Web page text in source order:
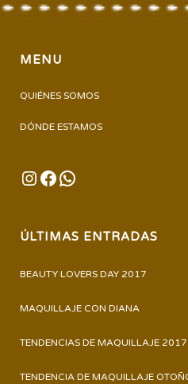
MENU
QUIÉNES SOMOS
DÓNDE ESTAMOS
INSTAGRAM
FACEBOOK
WHATSAPP
ÚLTIMAS ENTRADAS
BEAUTY LOVERS DAY 2017
MAQUILLAJE CON DIANA
TENDENCIAS DE MAQUILLAJE
TENDENCIA DE MAQUILLAJE